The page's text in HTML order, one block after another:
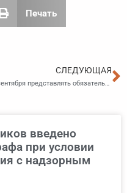
Печать
СЛЕДУЮЩАЯ
С сентября представлять обязательную информацию в госслужбу занятости работодатели будут по новым формам
введено
при условии
с надзорным